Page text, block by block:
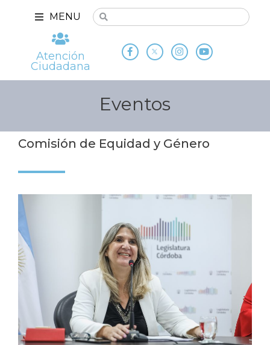
MENU
Atención
Ciudadana
Eventos
Comisión de Equidad y Género